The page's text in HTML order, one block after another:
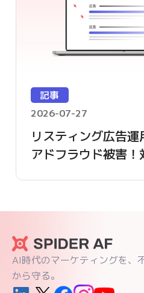
記事
2026-07-27
リスティング広告
アドフラウド被害！
AI時代のマーケティングを、
から守る。